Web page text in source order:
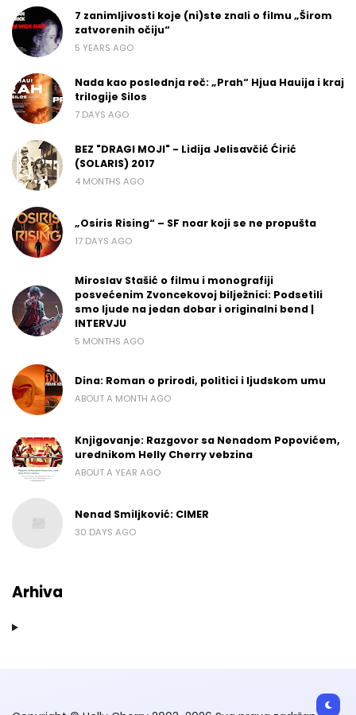
7 zanimljivosti koje (ni)ste znali o filmu „Širom
zatvorenih očiju“
5 YEARS AGO
Nada kao poslednja reč: „Prah“ Hjua Hauija i kraj
trilogije Silos
7 DAYS AGO
BEZ "DRAGI MOJI" - Lidija Jelisavčić Ćirić
(SOLARIS) 2017
4 MONTHS AGO
„Osiris Rising“ – SF noar koji se ne propušta
17 DAYS AGO
Miroslav Stašić o filmu i monografiji
posvećenim Zvoncekovoj bilježnici: Podsetili
smo ljude na jedan dobar i originalni bend |
INTERVJU
5 MONTHS AGO
Dina: Roman o prirodi, politici i ljudskom umu
ABOUT A MONTH AGO
Knjigovanje: Razgovor sa Nenadom Popovićem,
urednikom Helly Cherry vebzina
ABOUT A YEAR AGO
Nenad Smiljković: CIMER
30 DAYS AGO
Arhiva